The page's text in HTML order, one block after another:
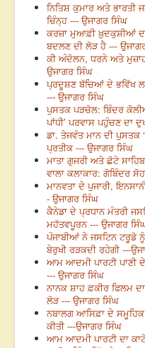
ਨਿਤਿਸ਼ ਕੁਮਾਰ ਅਤੇ ਭਾਰਤੀ
ਚਿੰਨ੍ਹ --- ਉਜਾਗਰ ਸਿੰਘ
ਕਰਜ਼ਾ ਮੁਆਫ਼ੀ ਖ਼ੁਦਕੁਸ਼ੀਆਂ
ਬਦਲਣ ਦੀ ਲੋੜ ਹੈ ---
ਕੀ ਅੰਦੋਲਨ, ਧਰਨੇ ਅਤੇ
ਉਜਾਗਰ ਸਿੰਘ
ਪ੍ਰਦੂਸ਼ਣ ਬੱਚਿਆਂ ਦੇ ਭਵਿੱਖ
--- ਉਜਾਗਰ ਸਿੰਘ
ਪੁਸਤਕ ਪੜਚੋਲ: ਬਿੰਦਰ
ਪਾਂਧੀ’ ਪਰਵਾਸ ਪਹੁੰਚਣ ਦਾ
ਡਾ. ਤੇਜਵੰਤ ਮਾਨ ਦੀ ਪੁਸਤਕ
ਪ੍ਰਤੀਕ --- ਉਜਾਗਰ ਸਿੰਘ
ਮਾਤਾ ਗੁਜਰੀ ਅਤੇ ਛੋਟੇ
ਵਾਲਾ ਕਲਾਕਾਰ: ਗੋਬਿੰਦਰ
ਮਾਨਵਤਾ ਦੇ ਪੁਜਾਰੀ,
- ਉਜਾਗਰ ਸਿੰਘ
ਕੈਨੇਡਾ ਦੇ ਪ੍ਰਧਾਨ ਮੰਤਰੀ
ਮਹੱਤਵਪੂਰਨ --- ਉਜਾਗਰ
ਪੰਜਾਬੀਆਂ ਨੇ ਜਸਟਿਨ ਟਰੂਡੋ
ਬੇਰੁਖੀ ਰੜਕਦੀ ਰਹੇਗੀ ---
ਆਮ ਆਦਮੀ ਪਾਰਟੀ ਪਾਣੀ
--- ਉਜਾਗਰ ਸਿੰਘ
ਨਾਨਕ ਸ਼ਾਹ ਫ਼ਕੀਰ ਫਿਲਮ
ਲੋੜ --- ਉਜਾਗਰ ਸਿੰਘ
ਨਬਾਲਗ ਆਸਿਫ਼ਾ ਦੇ
ਕੀਤੀ ---ਉਜਾਗਰ ਸਿੰਘ
ਆਮ ਆਦਮੀ ਪਾਰਟੀ ਦਾ